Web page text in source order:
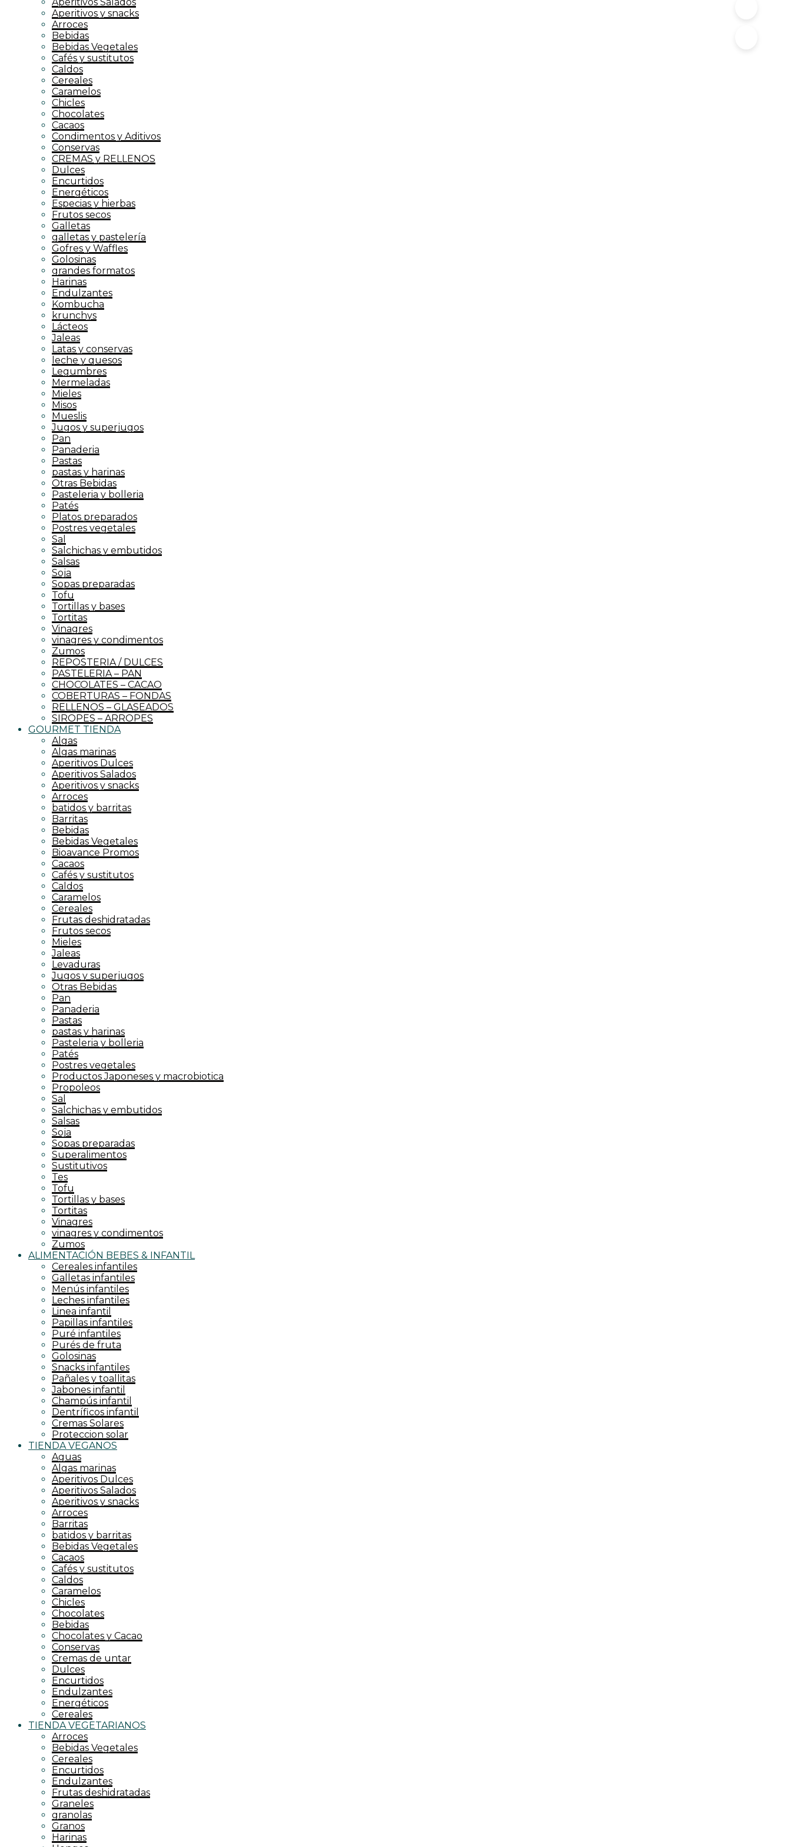
Aperitivos y snacks
Arroces
Bebidas
Bebidas Vegetales
Cafés y sustitutos
Caldos
Cereales
Caramelos
Chicles
Chocolates
Cacaos
Condimentos y Aditivos
Conservas
CREMAS y RELLENOS
Dulces
Encurtidos
Energéticos
Especias y hierbas
Frutos secos
Galletas
galletas y pastelería
Gofres y Waffles
Golosinas
grandes formatos
Harinas
Endulzantes
Kombucha
krunchys
Lácteos
Jaleas
Latas y conservas
leche y quesos
Legumbres
Mermeladas
Mieles
Misos
Mueslis
Jugos y superjugos
Pan
Panaderia
Pastas
pastas y harinas
Otras Bebidas
Pasteleria y bolleria
Patés
Platos preparados
Postres vegetales
Sal
Salchichas y embutidos
Salsas
Soja
Sopas preparadas
Tofu
Tortillas y bases
Tortitas
Vinagres
vinagres y condimentos
Zumos
REPOSTERIA / DULCES
PASTELERIA – PAN
CHOCOLATES – CACAO
COBERTURAS – FONDAS
RELLENOS – GLASEADOS
SIROPES – ARROPES
GOURMET TIENDA
Algas
Algas marinas
Aperitivos Dulces
Aperitivos Salados
Aperitivos y snacks
Arroces
batidos y barritas
Barritas
Bebidas
Bebidas Vegetales
Bioavance Promos
Cacaos
Cafés y sustitutos
Caldos
Caramelos
Cereales
Frutas deshidratadas
Frutos secos
Mieles
Jaleas
Levaduras
Jugos y superjugos
Otras Bebidas
Pan
Panaderia
Pastas
pastas y harinas
Pasteleria y bolleria
Patés
Postres vegetales
Productos Japoneses y macrobiotica
Propoleos
Sal
Salchichas y embutidos
Salsas
Soja
Sopas preparadas
Superalimentos
Sustitutivos
Tes
Tofu
Tortillas y bases
Tortitas
Vinagres
vinagres y condimentos
Zumos
ALIMENTACIÓN BEBES & INFANTIL
Cereales infantiles
Galletas infantiles
Menús infantiles
Leches infantiles
Linea infantil
Papillas infantiles
Puré infantiles
Purés de fruta
Golosinas
Snacks infantiles
Pañales y toallitas
Jabones infantil
Champús infantil
Dentríficos infantil
Cremas Solares
Proteccion solar
TIENDA VEGANOS
Aguas
Algas marinas
Aperitivos Dulces
Aperitivos Salados
Aperitivos y snacks
Arroces
Barritas
batidos y barritas
Bebidas Vegetales
Cacaos
Cafés y sustitutos
Caldos
Caramelos
Chicles
Chocolates
Bebidas
Chocolates y Cacao
Conservas
Cremas de untar
Dulces
Encurtidos
Endulzantes
Energéticos
Cereales
TIENDA VEGETARIANOS
Arroces
Bebidas Vegetales
Cereales
Encurtidos
Endulzantes
Frutas deshidratadas
Graneles
granolas
Granos
Harinas